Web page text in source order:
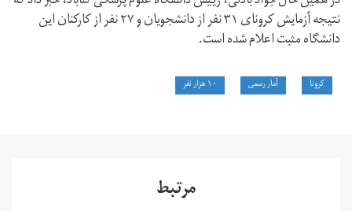
نتیجه آزمایش کرونای ۳۱ نفر از دانشجویان و ۲۷ نفر از کارکنان این
دانشگاه مثبت اعلام شده است.
کرونا آمار رسمی ۱۰ هزار نفر
مرتبط